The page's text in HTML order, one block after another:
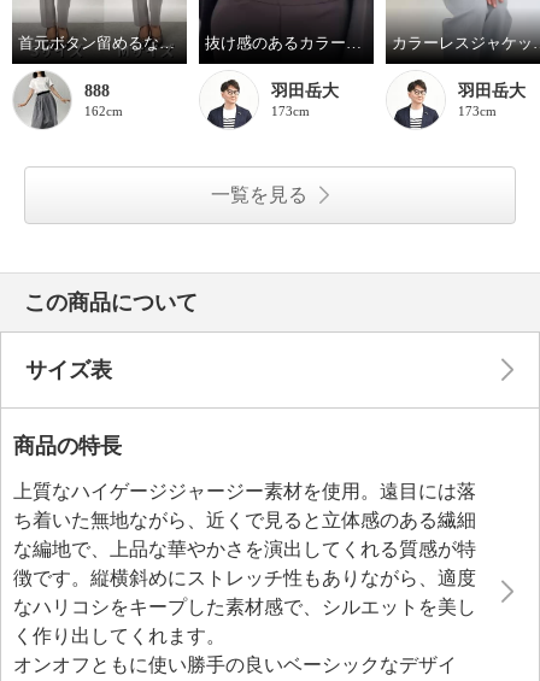
首元ボタン留めるなら・・・
888
162cm
羽田岳大
173cm
カラーレスジャ
羽田岳大
173cm
一覧を見る
この商品について
サイズ表
商品の特長
上質なハイゲージジャージー素材を使用。遠目には落
ち着いた無地ながら、近くで見ると立体感のある繊細
な編地で、上品な華やかさを演出してくれる質感が特
徴です。縦横斜めにストレッチ性もありながら、適度
なハリコシをキープした素材感で、シルエットを美し
く作り出してくれます。
オンオフともに使い勝手の良いベーシックなデザイ